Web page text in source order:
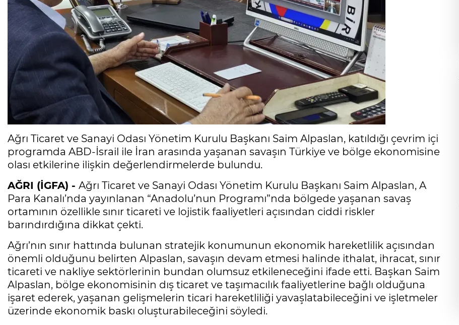
Ağrı Ticaret ve Sanayi Odası Yönetim Kurulu Başkanı Saim Alpaslan, katıldığı çevrim içi
programda ABD-İsrail ile İran arasında yaşanan savaşın Türkiye ve bölge ekonomisine
olası etkilerine ilişkin değerlendirmelerde bulundu.
AĞRI (İGFA) - Ağrı Ticaret ve Sanayi Odası Yönetim Kurulu Başkanı Saim Alpaslan, A
Para Kanalı’nda yayınlanan “Anadolu’nun Programı”nda bölgede yaşanan savaş
ortamının özellikle sınır ticareti ve lojistik faaliyetleri açısından ciddi riskler
barındırdığına dikkat çekti.
Ağrı’nın sınır hattında bulunan stratejik konumunun ekonomik hareketlilik açısından
önemli olduğunu belirten Alpaslan, savaşın devam etmesi halinde ithalat, ihracat, sınır
ticareti ve nakliye sektörlerinin bundan olumsuz etkileneceğini ifade etti. Başkan Saim
Alpaslan, bölge ekonomisinin dış ticaret ve taşımacılık faaliyetlerine bağlı olduğuna
işaret ederek, yaşanan gelişmelerin ticari hareketliliği yavaşlatabileceğini ve işletmeler
üzerinde ekonomik baskı oluşturabileceğini söyledi.